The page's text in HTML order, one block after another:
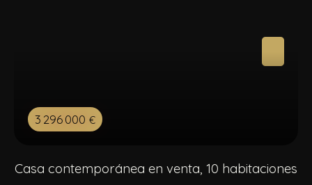
3 296 000 €
Casa contemporánea en venta, 10 habitaciones